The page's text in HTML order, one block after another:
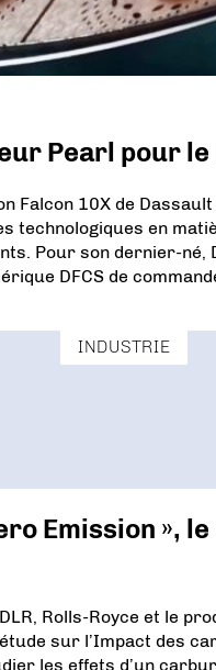
Pearl pour le
Falcon 10X de
technologiques en
Pour son dernier-né,
DFCS de
INDUSTRIE
Emission »,
Rolls-Royce et le
sur l’Impact des
les effets d’un